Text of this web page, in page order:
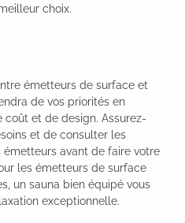
choix.
émetteurs de surface et
de vos priorités en
et de design. Assurez-
et de consulter les
avant de faire votre
les émetteurs de surface
un sauna bien équipé vous
exceptionnelle.